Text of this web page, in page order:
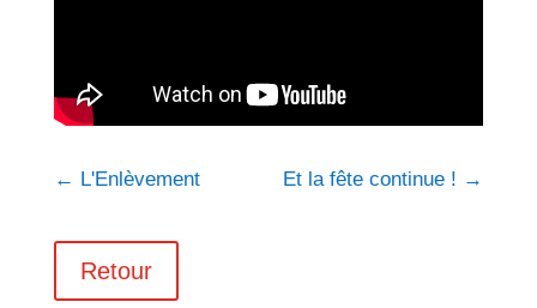
← L'Enlèvement Et la fête continue ! →
Retour